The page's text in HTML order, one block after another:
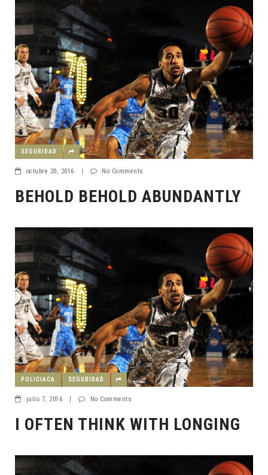
SEGURIDAD
octubre 20, 2016 No Comments
BEHOLD BEHOLD ABUNDANTLY
POLICIACA SEGURIDAD
julio 7, 2016 | No Comments
I OFTEN THINK WITH LONGING